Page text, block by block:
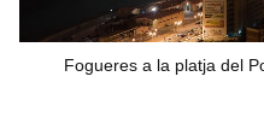
Fogueres a la platja del